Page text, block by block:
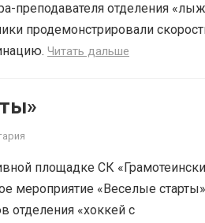
преподавателя отделения
продемонстрировали
Читать дальше
площадке СК
мероприятие «Веселые старты»
отделения «хоккей с